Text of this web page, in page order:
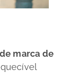
marca de